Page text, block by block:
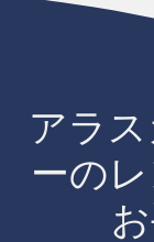
アラ
ーの